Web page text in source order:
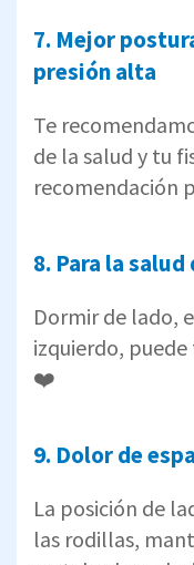
7. Mejor
presión alta
Te
de la salud y tu
recomendación
8. Para la
Dormir de lado,
izquierdo,
❤️
9. Dolor de
La posición de
las rodillas,